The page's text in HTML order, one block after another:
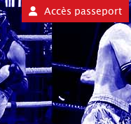
Accès passeport